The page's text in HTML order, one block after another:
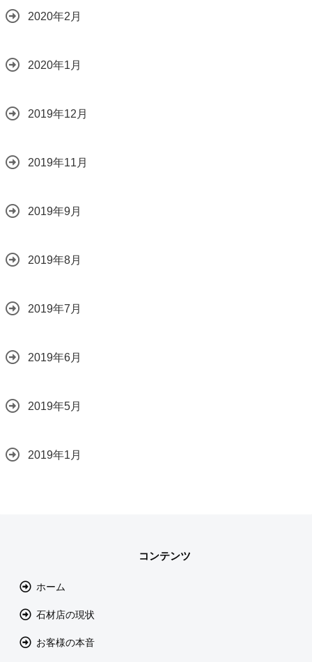
2020年2月
2020年1月
2019年12月
2019年11月
2019年9月
2019年8月
2019年7月
2019年6月
2019年5月
2019年1月
コンテンツ
ホーム
石材店の現状
お客様の本音